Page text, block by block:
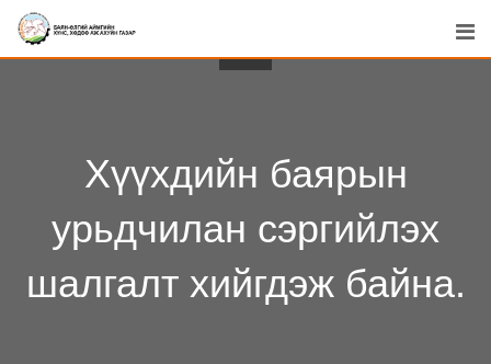
Skip
Хүүхдийн баярын
урьдчилан сэргийлэх
шалгалт хийгдэж байна.